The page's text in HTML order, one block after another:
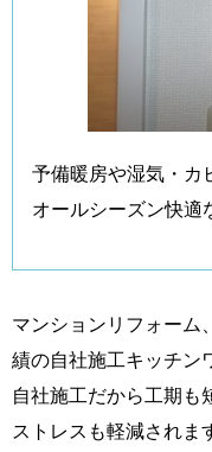
予備暖房や湿気・カ
オールシーズン快
マンションリフォーム
績の自社施工キッチン
自社施工だから工期も
ストレスも軽減されま